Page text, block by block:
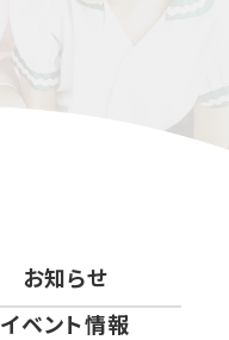
お知らせ
イベント情報